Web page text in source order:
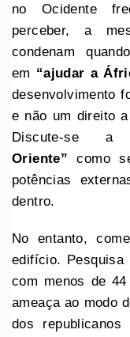
no Ocidente
perceber, a
condenam
em “ajudar a
desenvolvimento
e não um direito
Discute-se
Oriente” como
potências
dentro.
No entanto,
edifício. Pesquisa
com menos de
ameaça ao modo
dos